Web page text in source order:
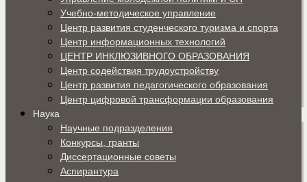
Учебно-методическое управление
Центр развития студенческого туризма и спорта
Центр информационных технологий
ЦЕНТР ИНКЛЮЗИВНОГО ОБРАЗОВАНИЯ
Центр содействия трудоустройству
Центр развития педагогического образования
Центр цифровой трансформации образования
Наука
Научные подразделения
Конкурсы, гранты
Диссертационные советы
Аспирантура